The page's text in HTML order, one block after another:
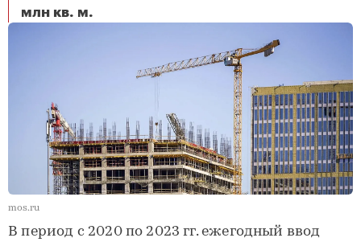
млн кв. м.
mos.ru
В период с 2020 по 2023 гг. ежегодный ввод